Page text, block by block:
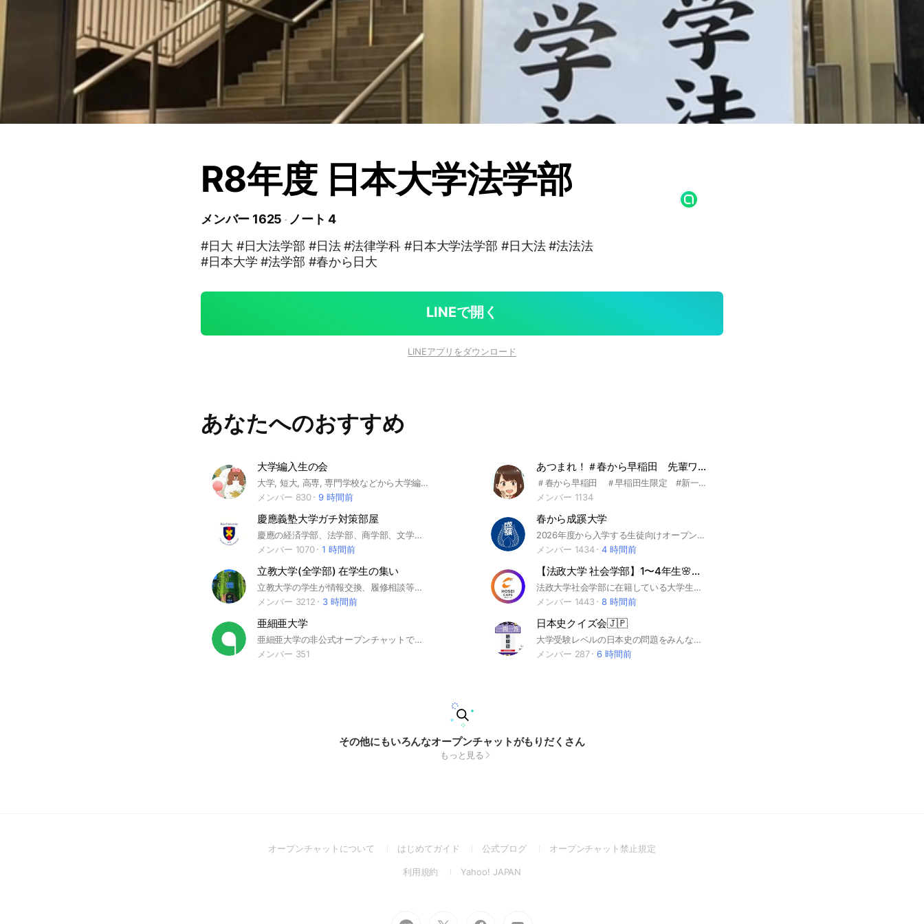
R8年度 日本大学法学部
メンバー 1625
ノート 4
#日大 #日大法学部 #日法 #法律学科 #日本大学法学部 #日大法 #法法法
#日本大学 #法学部 #春から日大
LINEで開く
LINEアプリをダウンロード
あなたへのおすすめ
大学編入生の会
大学, 短大, 高専, 専門学校などから大学編入予定の受験生や編入の経験者で集まって質問や相談などの情報共有をしましょう！社会人の方も歓迎です！
メンバー 830
9 時間前
あつまれ！＃春から早稲田 先輩ワセジョが質問に答えます🎓
＃春から早稲田 ＃早稲田生限定 #新一年生
メンバー 1134
慶應義塾大学ガチ対策部屋
慶應の経済学部、法学部、商学部、文学部、SFCを目指している方向け #慶應 #慶応 #勉強 #数学 #英語 #世界史 #日本史 #地理 #小論文 #慶應経済 #慶應法学部 #慶應商学部 #慶應文学部 #慶應SFC
メンバー 1070
1 時間前
春から成蹊大学
2026年度から入学する生徒向けオープンチャット Note誘導等の行為や、学内で公認されていないインカレサークルへの勧誘は禁止します。 #春から成蹊
メンバー 1434
4 時間前
立教大学(全学部) 在学生の集い
立教大学の学生が情報交換、履修相談等をするOCです。サークル等の宣伝も🙆‍♀️です。※ルールは変更される恐れあり。2023/9/20〜#立教大学 #大学生 #St.Paul #異文化コミュニケーション学部 #経営学部 #法学部 #現代心理学部 #コミュニティ福祉 #コミュニティ政策 #GLAP #文学部 #経済学部 #理学部 #現代心理学部 #スポーツウェルネス学部 #社会学部 #GMARCH #MARCH
メンバー 3212
3 時間前
【法政大学 社会学部】1〜4年生🌸（履修・授業・サークル）｜CAPS
法政大学社会学部に在籍している大学生向けのオープンチャットです🥳 授業やサークル、ゼミなどの情報共有に是非是非ご活用ください🎉 #法政大学 #社会学部 #大学 #CAMPANION
メンバー 1443
8 時間前
亜細亜大学
亜細亜大学の非公式オープンチャットです。 履修から恋愛まで大学内の相談なら何でもOKです！ #亜細亜大学
メンバー 351
日本史クイズ会🇯🇵
大学受験レベルの日本史の問題をみんなで出し合いましょう。そして賢くなりましょう。一問一答形式でも、記述でも、何でも問題を出し合える自由な語り場です。 #日本史 #勉強 #大学受験 #一問一答 #合格
メンバー 287
6 時間前
その他にもいろんなオープンチャットがもりだくさん
もっと見る
オープンチャットについて
(Openはじめてガイド
(Open
a
公式ブログ
(Openオープンチャット禁止規定(Open
利用規約
(OpenYahoo! JAPAN
Go Go Go